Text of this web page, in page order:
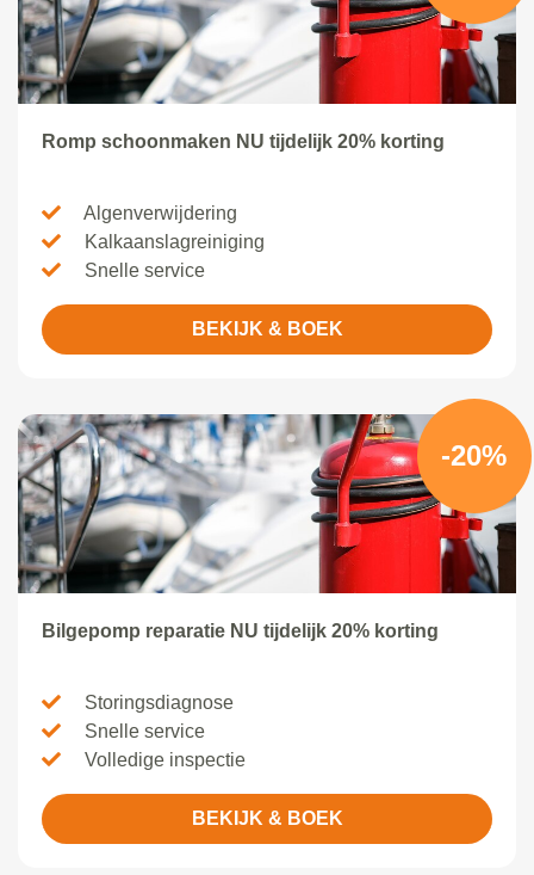
Romp schoonmaken NU tijdelijk 20% korting
Algenverwijdering
Kalkaanslagreiniging
Snelle service
BEKIJK & BOEK
-20%
Bilgepomp reparatie NU tijdelijk 20% korting
Storingsdiagnose
Snelle service
Volledige inspectie
BEKIJK & BOEK